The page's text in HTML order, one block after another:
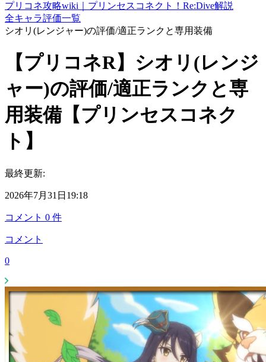
プリコネ攻略wiki｜プリンセスコネクト！Re:Dive解説
全キャラ評価一覧
シオリ(レンジャー)の評価/適正ランクと専用装備
【プリコネR】シオリ(レンジ
ャー)の評価/適正ランクと専
用装備【プリンセスコネク
ト】
最終更新:
2026年7月31日19:18
コメント 0 件
コメント
0